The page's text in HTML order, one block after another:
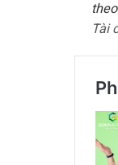
Tài